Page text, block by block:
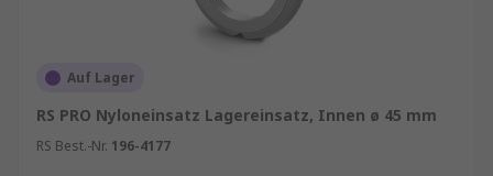
Auf Lager
RS PRO Nyloneinsatz Lagereinsatz, Innen ø 45 mm
RS Best.-Nr. 196-4177